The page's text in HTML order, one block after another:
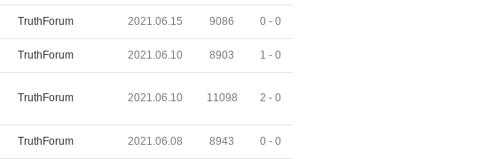
TruthForum 2021.06.15 9086 0 - 0
TruthForum 2021.06.10 8903 1 - 0
TruthForum 2021.06.10 11098 2 - 0
TruthForum 2021.06.08 8943 0 - 0